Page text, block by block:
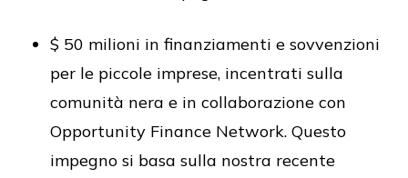
$ 50 milioni in finanziamenti e sovvenzioni
per le piccole imprese, incentrati sulla
comunità nera e in collaborazione con
Opportunity Finance Network. Questo
impegno si basa sulla nostra recente